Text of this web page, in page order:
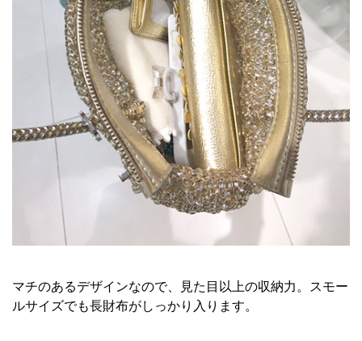
マチのあるデザインなので、見た目以上の収納力。スモー
ルサイズでも長財布がしっかり入ります。